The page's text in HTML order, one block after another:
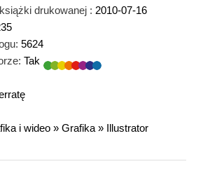
drukowanej : 2010-07-16
5624
Tak
i wideo » Grafika » Illustrator